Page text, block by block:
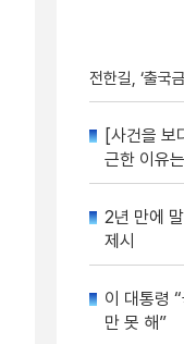
전한길, ‘출국
[사건을 보
근한 이유
2년 만에
제시
이 대통령
만 못 해”